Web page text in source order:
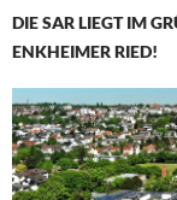
DIE SAR LIEGT IM
ENKHEIMER RIED!